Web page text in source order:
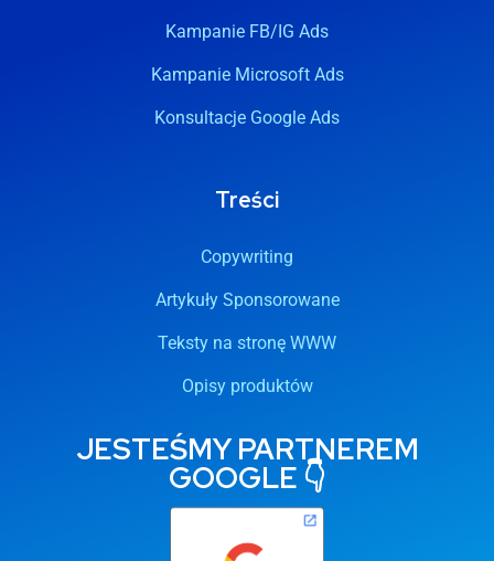
Kampanie FB/IG Ads
Kampanie Microsoft Ads
Konsultacje Google Ads
Treści
Copywriting
Artykuły Sponsorowane
Teksty na stronę WWW
Opisy produktów
JESTEŚMY PARTNEREM
GOOGLE 👇